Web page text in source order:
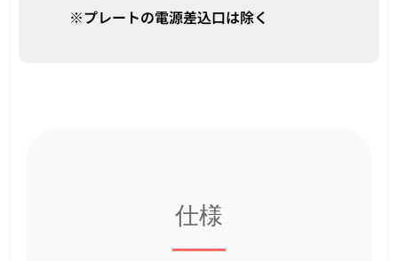
※プレートの電源差込口は除く
仕様